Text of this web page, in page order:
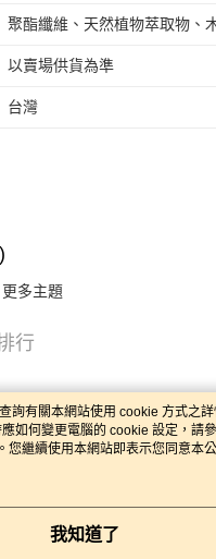
聚酯纖維、天然植物萃取物、
以賣場供貨為準
台灣
更多主題
行
詢有關本網站使用 cookie 方式之
如何變更電腦的 cookie 設定，請
您繼續使用本網站即表示您同意本
cookie。
我知道了